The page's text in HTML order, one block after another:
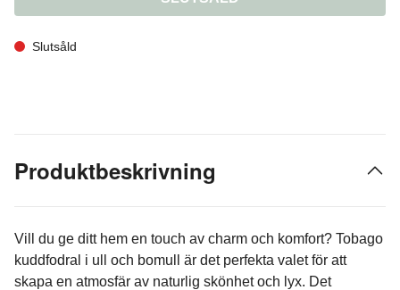
Slutsåld
Produktbeskrivning
Vill du ge ditt hem en touch av charm och komfort? Tobago
kuddfodral i ull och bomull är det perfekta valet för att
skapa en atmosfär av naturlig skönhet och lyx. Det